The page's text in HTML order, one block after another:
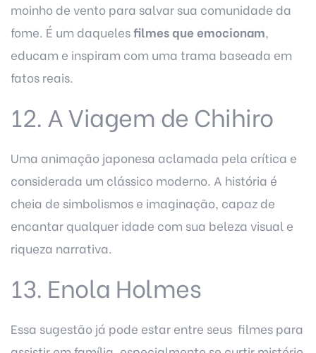
moinho de vento para salvar sua comunidade da
fome. É um daquelesfilmes que emocionam,
educam e inspiram com uma trama baseada em
fatos reais.
12. A Viagem de Chihiro
Uma animação japonesa aclamada pela crítica e
considerada um clássico moderno. A história é
cheia de simbolismos e imaginação, capaz de
encantar qualquer idade com sua beleza visual e
riqueza narrativa.
13. Enola Holmes
Essa sugestão já pode estar entre seus filmes para